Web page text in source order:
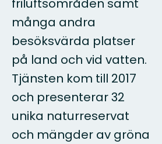
friluftsområden samt
många andra
besöksvärda platser
på land och vid vatten.
Tjänsten kom till 2017
och presenterar 32
unika naturreservat
och mängder av gröna